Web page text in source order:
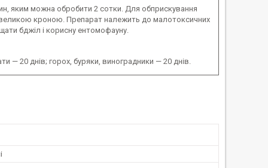
яким можна обробити 2 сотки. Для обприскування
кроною. Препарат належить до малотоксичних
бджіл і корисну ентомофауну.
— 20 днів; горох, буряки, виноградники — 20 днів.